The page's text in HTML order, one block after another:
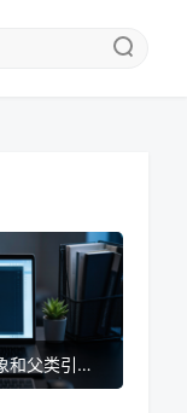
如何通过 Class 对象和父类引用访问子类方法